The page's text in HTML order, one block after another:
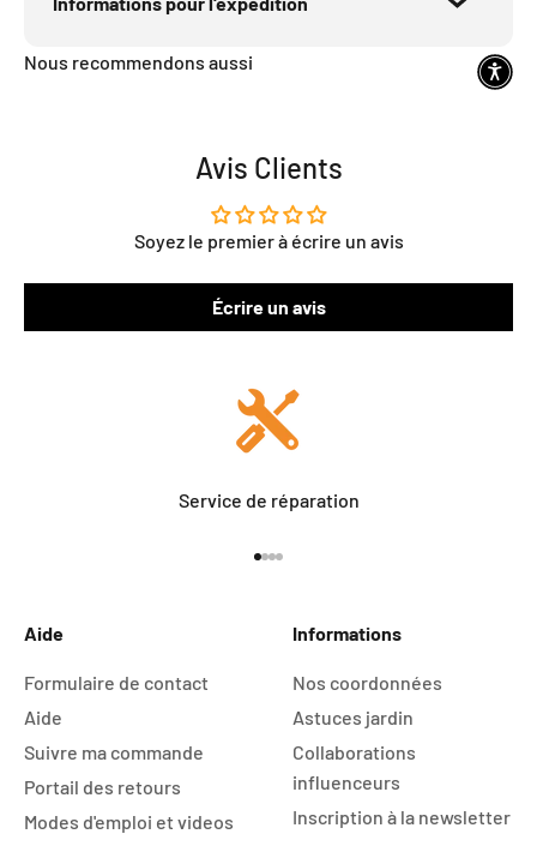
Nous recommendons aussi
Avis Clients
Soyez le premier à écrire un avis
Écrire un avis
Service de réparation
Aide
Formulaire de contact
Aide
Suivre ma commande
Portail des retours
Modes d'emploi et videos
Informations
Nos coordonnées
Astuces jardin
Collaborations
influenceurs
Inscription à la newsletter